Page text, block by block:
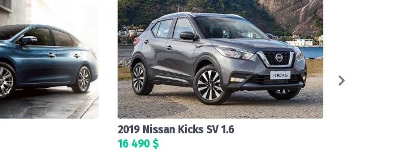
2019 Nissan Kicks SV 1.6
16 490 $